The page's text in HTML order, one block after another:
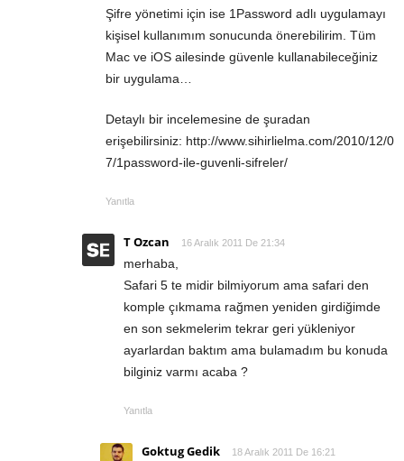
Şifre yönetimi için ise 1Password adlı uygulamayı
kişisel kullanımım sonucunda önerebilirim. Tüm
Mac ve iOS ailesinde güvenle kullanabileceğiniz
bir uygulama…
Detaylı bir incelemesine de şuradan
erişebilirsiniz: http://www.sihirlielma.com/2010/12/0
7/1password-ile-guvenli-sifreler/
Yanıtla
T Ozcan 16 Aralık 2011 De 21:34
merhaba,
Safari 5 te midir bilmiyorum ama safari den
komple çıkmama rağmen yeniden girdiğimde
en son sekmelerim tekrar geri yükleniyor
ayarlardan baktım ama bulamadım bu konuda
bilginiz varmı acaba ?
Yanıtla
Goktug Gedik 18 Aralık 2011 De 16:21